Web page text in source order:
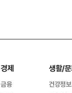
경제
금융
생활/
건강정보